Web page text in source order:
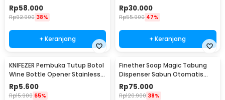
Plate 500W - C1-1000-03
Rp58.000
Rp92.900 38%
+ Keranjang
074B
Rp30.000
Rp55.900 47%
+ Keranjang
KNIFEZER Pembuka Tutup Botol
Wine Bottle Opener Stainless
Steel - WS01
Rp5.600
Rp15.900 65%
Finether Soap Magic Tabung
Dispenser Sabun Otomatis
400ml - AD-03
Rp75.000
Rp120.900 38%